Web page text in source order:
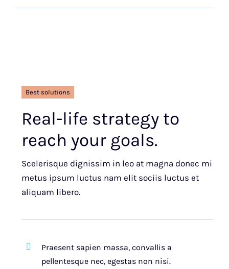
Best solutions
Real-life strategy to
reach your goals.
Scelerisque dignissim in leo at magna donec mi
metus ipsum luctus nam elit sociis luctus et
aliquam libero.
Praesent sapien massa, convallis a
pellentesque nec, egestas non nisi.